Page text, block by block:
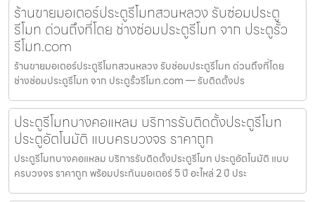
ร้านขายมอเตอร์ประตูรีโมทสวนหลวง รับซ่อมประตู
รีโมท ด่วนถึงที่โดย ช่างซ่อมประตูรีโมท จาก ประตูรั้ว
รีโมท.com
ร้านขายมอเตอร์ประตูรีโมทสวนหลวง รับซ่อมประตูรีโมท ด่วนถึงที่โดย
ช่างซ่อมประตูรีโมท จาก ประตูรั้วรีโมท.com — รับติดตั้งปร
ประตูรีโมทบางคอแหลม บริการรับติดตั้งประตูรีโมท
ประตูอัตโนมัติ แบบครบวงจร ราคาถูก
ประตูรีโมทบางคอแหลม บริการรับติดตั้งประตูรีโมท ประตูอัตโนมัติ แบบ
ครบวงจร ราคาถูก พร้อมประกันมอเตอร์ 5 ปี อะไหล่ 2 ปี ประ